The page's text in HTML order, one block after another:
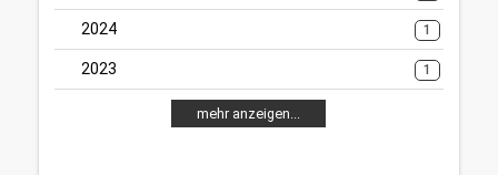
2024 1
2023 1
mehr anzeigen...